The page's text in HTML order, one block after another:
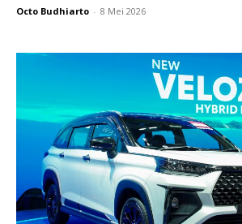
Octo Budhiarto - 8 Mei 2026